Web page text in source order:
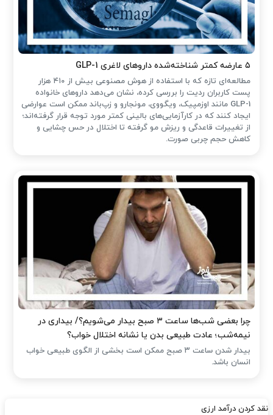
۵ عارضه کمتر شناخته‌شده داروهای لاغری GLP-1
مطالعه‌ای تازه که با استفاده از هوش مصنوعی بیش از ۴۱۰ هزار
پست کاربران ردیت را بررسی کرده، نشان می‌دهد داروهای خانواده
GLP-1 مانند اوزمپیک، ویگووی، مونجارو و زپ‌باند ممکن است عوارضی
ایجاد کنند که در کارآزمایی‌های بالینی کمتر مورد توجه قرار گرفته‌اند؛
از تغییرات قاعدگی و ریزش مو گرفته تا اختلال در حس چشایی و
کاهش حجم چربی صورت.
چرا بعضی شب‌ها ساعت ۳ صبح بیدار می‌شویم؟/ بیداری در
نیمه‌شب؛ عادت طبیعی بدن یا نشانه اختلال خواب؟
بیدار شدن ساعت ۳ صبح ممکن است بخشی از الگوی طبیعی خواب
انسان باشد.
نقد کردن درآمد ارزی